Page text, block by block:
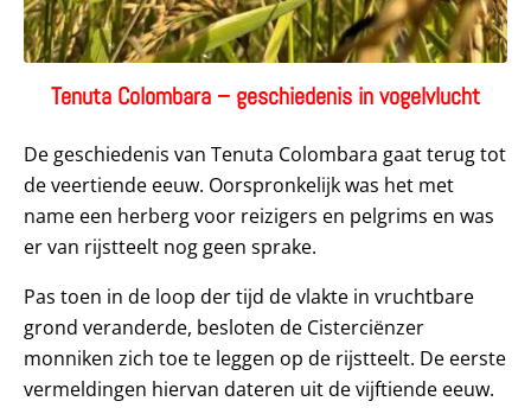
Tenuta Colombara – geschiedenis in vogelvlucht
De geschiedenis van Tenuta Colombara gaat terug tot
de veertiende eeuw. Oorspronkelijk was het met
name een herberg voor reizigers en pelgrims en was
er van rijstteelt nog geen sprake.
Pas toen in de loop der tijd de vlakte in vruchtbare
grond veranderde, besloten de Cisterciënzer
monniken zich toe te leggen op de rijstteelt. De eerste
vermeldingen hiervan dateren uit de vijftiende eeuw.